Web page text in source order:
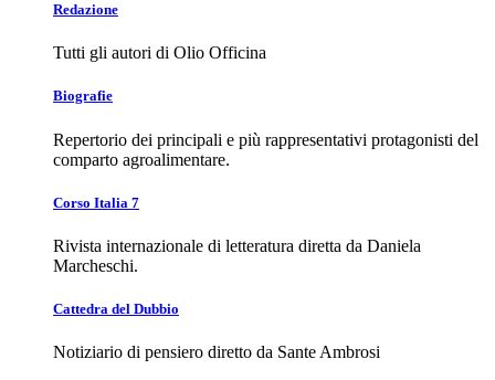
Redazione
Tutti gli autori di Olio Officina
Biografie
Repertorio dei principali e più rappresentativi protagonisti del
comparto agroalimentare.
Corso Italia 7
Rivista internazionale di letteratura diretta da Daniela
Marcheschi.
Cattedra del Dubbio
Notiziario di pensiero diretto da Sante Ambrosi